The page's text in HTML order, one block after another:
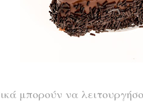
μπορούν να